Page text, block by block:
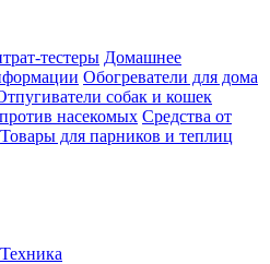
тестеры Домашнее
Обогреватели для дома
собак и кошек
насекомых Cредства от
Товары для парников и теплиц